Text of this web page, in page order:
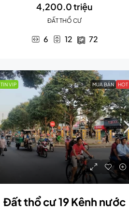
4,200.0 triệu
ĐẤT THỔ CƯ
6 12 72
TIN VIP MUA BÁN HOT
Đất thổ cư 19 Kênh nước